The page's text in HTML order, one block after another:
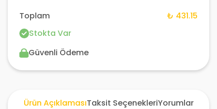
Toplam
₺ 431.15
Stokta Var
Güvenli Ödeme
Ürün AçıklamasıTaksit SeçenekleriYorumlar